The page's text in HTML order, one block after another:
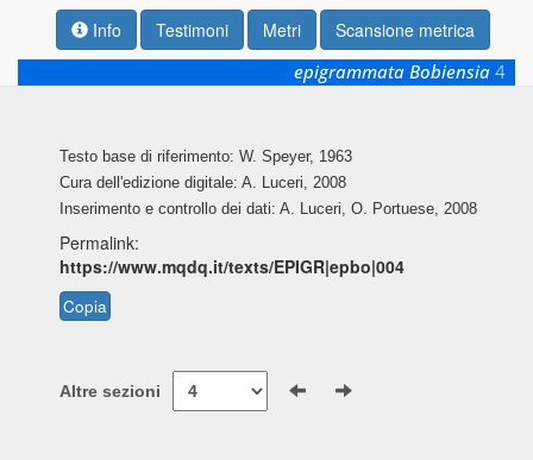
Info Testimoni Metri
Scansione metrica
epigrammata Bobiensia4
Testo base di riferimento: W. Speyer, 1963
Cura dell'edizione digitale: A. Luceri, 2008
Inserimento e controllo dei dati: A. Luceri, O. Portuese, 2008
Permalink:
https://www.mqdq.it/texts/EPIGR|epbo|004
Copia
Altre sezioni